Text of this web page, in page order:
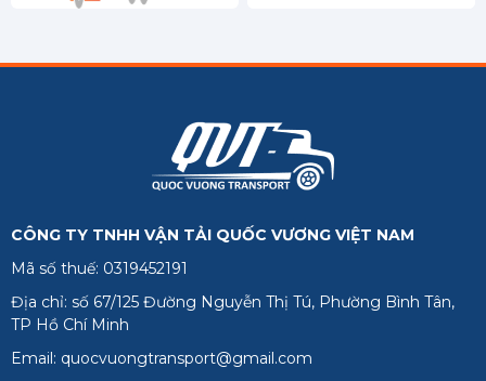
CÔNG TY TNHH VẬN TẢI QUỐC VƯƠNG VIỆT NAM
Mã số thuế: 0319452191
Địa chỉ: số 67/125 Đường Nguyễn Thị Tú, Phường Bình Tân,
TP Hồ Chí Minh
Email: quocvuongtransport@gmail.com